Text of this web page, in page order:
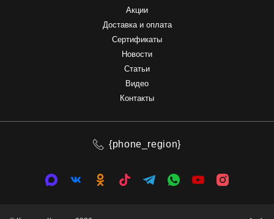
Акции
Доставка и оплата
Сертификаты
Новости
Статьи
Видео
Контакты
{phone_region}